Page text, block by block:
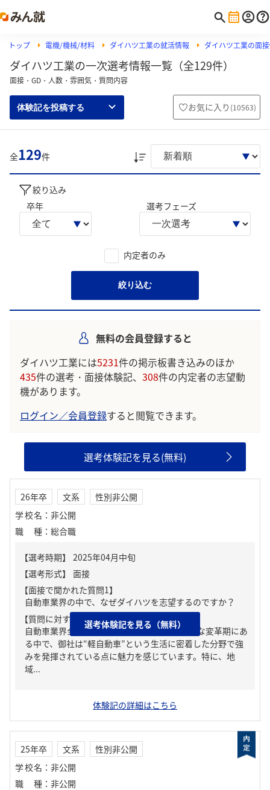
トップ 電機/機械/材料 ダイハツ工業の就活情報 ダイハツ工業の面
ダイハツ工業の一次選考情報一覧（全129件）
面接・GD・人数・雰囲気・質問内容
体験記を投稿する お気に入り (10563)
全129件
絞り込み
卒年
選考フェーズ
内定者のみ
絞り込む
無料の会員登録すると
ダイハツ工業には5231件の掲示板書き込みのほか
435件の選考・面接体験記、 308件の内定者の志望動
機があります。
ログイン／会員登録すると閲覧できます。
選考体験記を見る(無料)
26年卒 文系
性別非公開
学校名 ： 非公開
職種 ： 総合職
【面接で聞かれた質問1】
自動車業界の中で、なぜダイハツを志望するのですか？
【質問に対する回答1】
自動車業界全体が電動化やCASEといった大きな変革期にあ
る中で、御社は“軽自動車”という生活に密着した分野で強
みを発揮されている点に魅力を感じています。特に、地
域...
選考体験記を見る（無料）
体験記の詳細はこちら
25年卒 文系
性別非公開
学校名 ： 非公開
職種 ： 非公開